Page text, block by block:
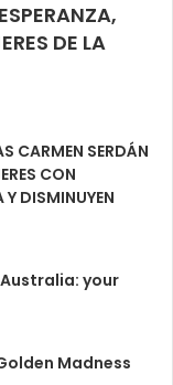
DE LA
CARMEN SERDÁN
CON
DISMINUYEN
your
Madness